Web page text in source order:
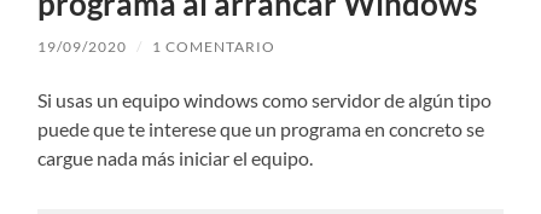
19/09/2020 / 1 COMENTARIO
Si usas un equipo windows como servidor de algún tipo
puede que te interese que un programa en concreto se
cargue nada más iniciar el equipo.